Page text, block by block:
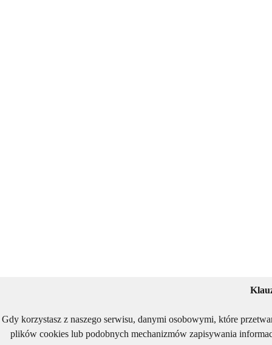
Gdy korzystasz z naszego serwisu, danymi osobowymi, które
plików cookies lub podobnych mechanizmów zapisywania